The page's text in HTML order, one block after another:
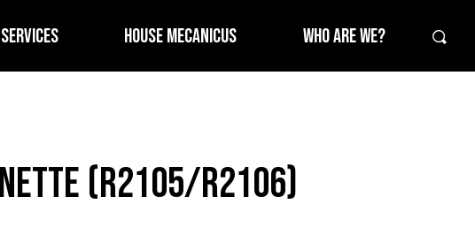
HOUSE MECANICUS WHO ARE WE?
(R2105/R2106)